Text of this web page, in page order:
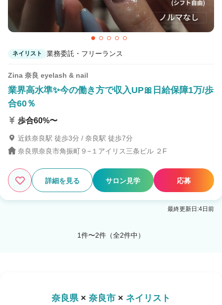
ネイリスト 業務委託・フリーランス
Zina 奈良 eyelash & nail
業界高水準✨今の働き方で収入UP🎀日給保障1万/歩
合60％
歩合60%〜
近鉄奈良駅 徒歩3分 / 奈良駅 徒歩7分
奈良県奈良市角振町９−１アイリス三条ビル ２F
詳細を見る サロン見学 応募
最終更新日:4日前
1件〜2件（全2件中）
奈良県× 奈良市 × ネイリスト